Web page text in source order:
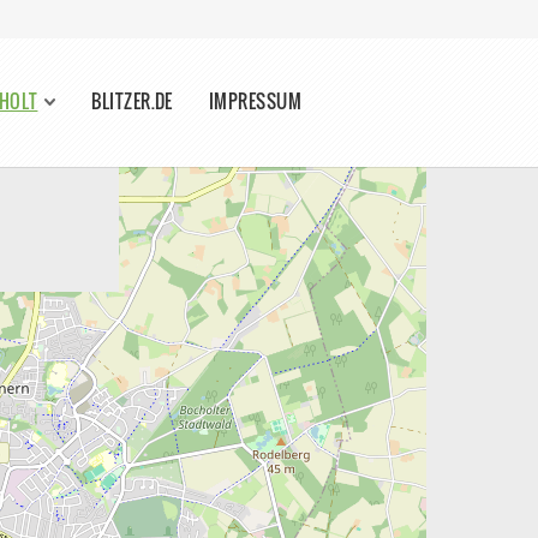
BLITZER.DE IMPRESSUM